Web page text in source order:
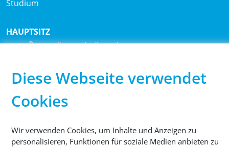
Diese Webseite verwendet
Cookies
Wir verwenden Cookies, um Inhalte und Anzeigen zu
personalisieren, Funktionen für soziale Medien anbieten zu
Studium
HAUPTSITZ
Sutco®RecyclingTechnik GmbH
51465 Bergisch Gladbach
Deutschland
+49 2202 2005 01